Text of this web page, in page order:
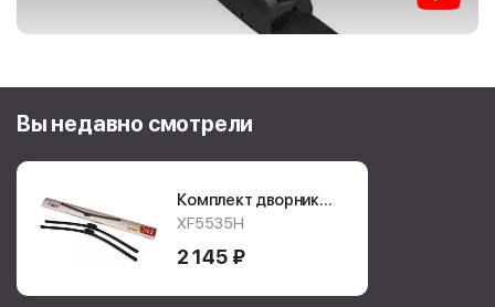
Вы недавно смотрели
Комплект дворников
Lynx FlatXF5535H
XF5535H
2 145 ₽